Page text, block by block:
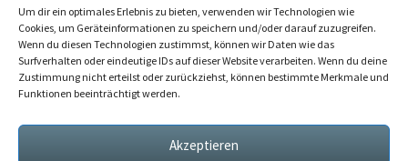
Um dir ein optimales Erlebnis zu bieten, verwenden wir Technologien wie
Cookies, um Geräteinformationen zu speichern und/oder darauf zuzugreifen.
Wenn du diesen Technologien zustimmst, können wir Daten wie das
Surfverhalten oder eindeutige IDs auf dieser Website verarbeiten. Wenn du deine
Zustimmung nicht erteilst oder zurückziehst, können bestimmte Merkmale und
Funktionen beeinträchtigt werden.
Akzeptieren
Malte FriendicazuAnkara, Bursa und Cumalikizik
HanszuAnkara, Bursa und Cumalikizik
Malte FriendicazuAnkara, Bursa und Cumalikizik